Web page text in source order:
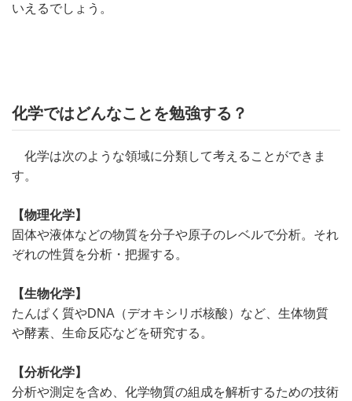
いえるでしょう。
化学ではどんなことを勉強する？
化学は次のような領域に分類して考えることができま
す。
【物理化学】
固体や液体などの物質を分子や原子のレベルで分析。それ
ぞれの性質を分析・把握する。
【生物化学】
たんぱく質やDNA（デオキシリボ核酸）など、生体物質
や酵素、生命反応などを研究する。
【分析化学】
分析や測定を含め、化学物質の組成を解析するための技術